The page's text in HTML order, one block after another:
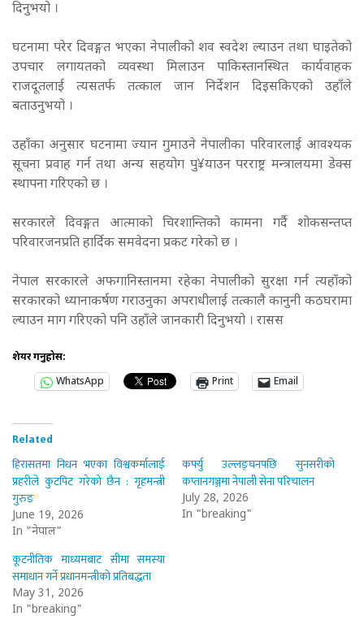
दिनुभयो ।
घटनामा परेर दिवङ्गत भएका नेपालीको शव स्वदेश ल्याउन तथा घाइतेको
उपचार लगायतको व्यवस्था मिलाउन पाकिस्तानस्थित कार्यवाहक
राजदूतलाई त्यसतर्फ तत्काल जान निर्देशन दिइसकिएको उहाँले
बताउनुभयो ।
उहाँका अनुसार घटनामा ज्यान गुमाउने नेपालीका परिवारलाई आवश्यक
सूचना प्रवाह गर्न तथा अन्य सहयोग पु¥याउन परराष्ट्र मन्त्रालयमा डेक्स
स्थापना गरिएको छ ।
सरकारले दिवङ्गत आत्माको चिरशान्तिको कामना गर्दै शोकसन्तप्त
परिवारजनप्रति हार्दिक समवेदना प्रकट गरेको छ ।
नेपाल सरकारले अफगानिस्तानमा रहेका नेपालीको सुरक्षा गर्न त्यहाँको
सरकारको ध्यानाकर्षण गराउनुका अपराधीलाई तत्कालै कानुनी कठघरामा
ल्याउन माग गरिएको पनि उहाँले जानकारी दिनुभयो । रासस
शेयर गर्नुहोस:
WhatsApp
Print Email
Related
हिरासतमा निधन भएका विश्वकर्मालाई
प्रहरीले कुटपिट गरेको छैन : गृहमन्त्री
गुरुङ
June 19, 2026
In "नेपाल"
कर्फ्यु उल्लङ्घनपछि सुनसरीको
कप्तानगञ्जमा नेपाली सेना परिचालन
July 28, 2026
In "breaking"
कूटनीतिक माध्यमबाट सीमा समस्या
समाधान गर्ने प्रधानमन्त्रीको प्रतिबद्धता
May 31, 2026
In "breaking"